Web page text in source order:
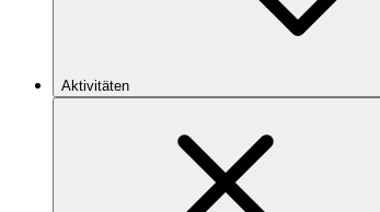
Aktivitäten